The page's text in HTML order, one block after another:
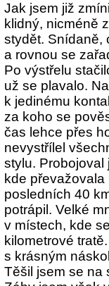
Jak jsem již
klidný, nicméně
stydět. Snídaně,
a rovnou se
Po výstřelu
už se plavalo.
k jedinému
za koho se
čas lehce přes
nevystřílel
stylu.
kde
posledních 40
potrápil. Velké
v místech, kde
kilometrové
s krásným
Těšil jsem se na